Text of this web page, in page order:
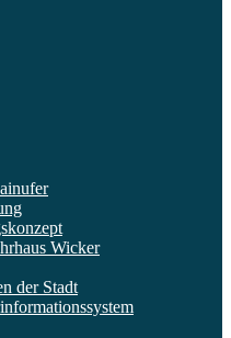
Wicker
der Stadt